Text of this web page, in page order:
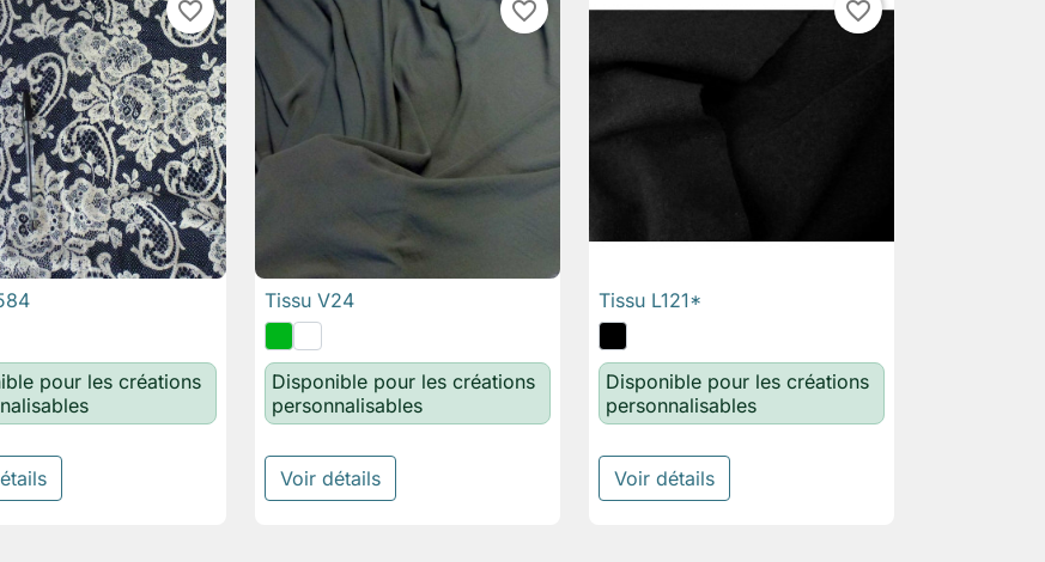
favorite_border
Aperçu rapide
pour les créations
favorite_border

Tissu V24
Disponible pour les créations
personnalisables
Voir détails
favorite_border
 Aperçu rapide
Tissu L121*
Disponible pour les créations
personnalisables
Voir détails